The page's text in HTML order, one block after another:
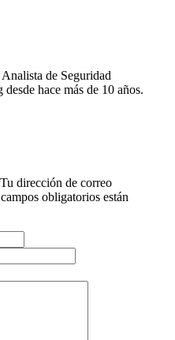
de Seguridad
hace más de 10 años.
Tu dirección de correo
obligatorios están